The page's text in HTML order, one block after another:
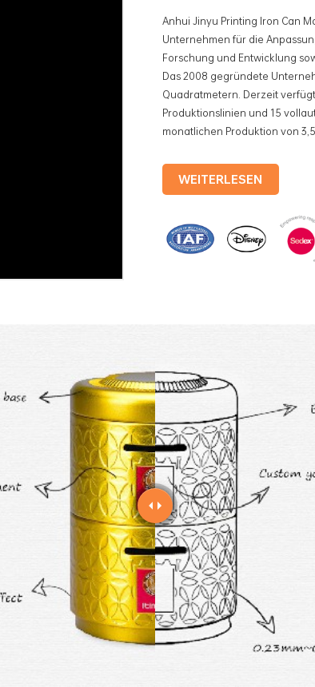
Anhui Jinyu Printing Iron Can
Unternehmen für die
Forschung und Entwicklung
Das 2008 gegründete
Quadratmetern. Derzeit
Produktionslinien und 15
monatlichen Produktion von
Teedosen, Kosmetikdosen,
Weißblechschalen usw.
WEITERLESEN